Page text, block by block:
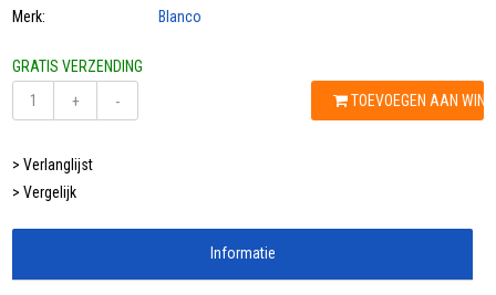
Merk:
Blanco
GRATIS VERZENDING
+
- TOEVOEGEN AAN
> Verlanglijst
> Vergelijk
Informatie